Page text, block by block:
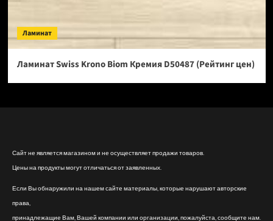
Ламинат
Ламинат Swiss Krono Biom Кремия D50487 (Рейтинг цен)
Сайт не является магазином и не осуществляет продажи товаров.
Цены на продукты могут отличаться от заявленных.
Если Вы обнаружили на нашем сайте материалы, которые нарушают авторские
права,
принадлежащие Вам, Вашей компании или организации, пожалуйста, сообщите нам.